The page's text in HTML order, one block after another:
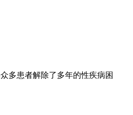
多患者解除了多年的性疾病困